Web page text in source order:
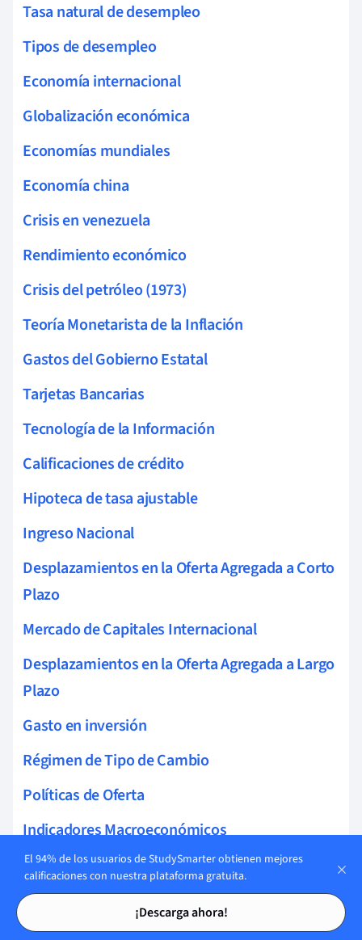
Tarjetas de estudio
Tarjetas de estudio
Tasa natural de desempleo
Tipos de desempleo
Economía internacional
Globalización económica
Economías mundiales
Economía china
Crisis en venezuela
Rendimiento económico
Crisis del petróleo (1973)
Teoría Monetarista de la Inflación
Gastos del Gobierno Estatal
Tarjetas Bancarias
Tecnología de la Información
Calificaciones de crédito
Hipoteca de tasa ajustable
Ingreso Nacional
Desplazamientos en la Oferta Agregada a Corto
Plazo
Mercado de Capitales Internacional
Desplazamientos en la Oferta Agregada a Largo
Plazo
Gasto en inversión
Régimen de Tipo de Cambio
Políticas de Oferta
Indicadores Macroeconómicos
Cuenta Financiera BOP
Qué causa que la oferta agregada se desplace
Objetivo del Tipo de Cambio
El 94% de los usuarios de StudySmarter obtienen mejores
calificaciones con nuestra plataforma gratuita.
¡Descarga ahora!